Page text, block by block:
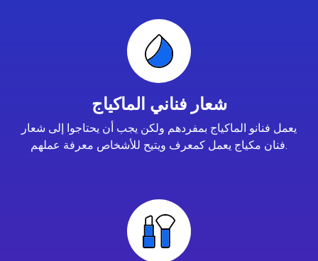
شعار فناني الماكياج
يعمل فنانو الماكياج بمفردهم ولكن يجب أن يحتاجوا إلى شعار
فنان مكياج يعمل كمعرف ويتيح للأشخاص معرفة عملهم.